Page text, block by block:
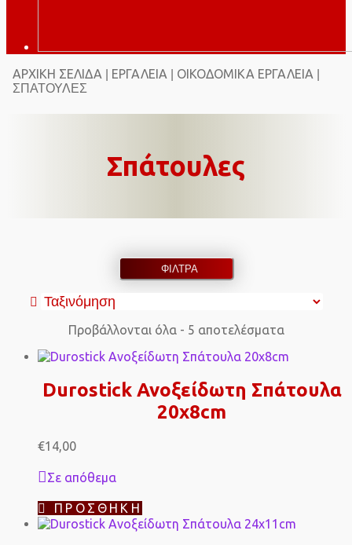
ΑΡΧΙΚΉ ΣΕΛΊΔΑ ΕΡΓΑΛΕΊΑ ΟΙΚΟΔΟΜΙΚΆ ΕΡΓΑΛΕΊΑ
ΣΠΆΤΟΥΛΕΣ
Σπάτουλες
ΦΙΛΤΡΑ
Προβάλλονται όλα - 5 αποτελέσματα
Durostick Ανοξείδωτη Σπάτουλα
20x8cm
€14,00
Σε απόθεμα
ΠΡΟΣΘΉΚΗ